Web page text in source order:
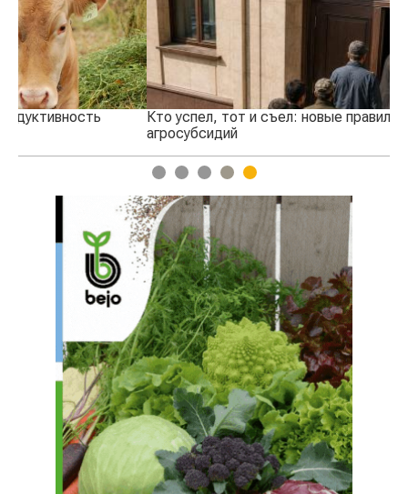
Кто успел, тот и съел: новые правила выдачи
1 2 3 4 5